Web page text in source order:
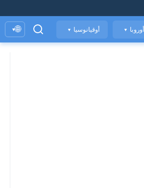
أوروبا ▼ أوقيانوسيا ▼
🌐
▾